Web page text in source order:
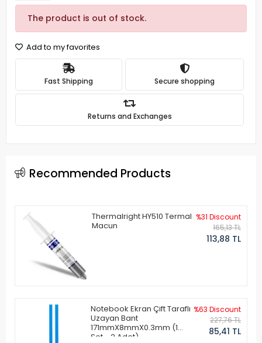
The product is out of stock.
Add to my favorites
Fast Shipping Secure shopping
Returns and Exchanges
Recommended Products
Thermalright HY510 Termal
Macun
%31 Discount
165,13 TL
113,88 TL
Notebook Ekran Çift Taraflı
Uzayan Bant
171mmX8mmX0.3mm (1
Set - 2 Adet)
%63 Discount
227,76 TL
85,41 TL